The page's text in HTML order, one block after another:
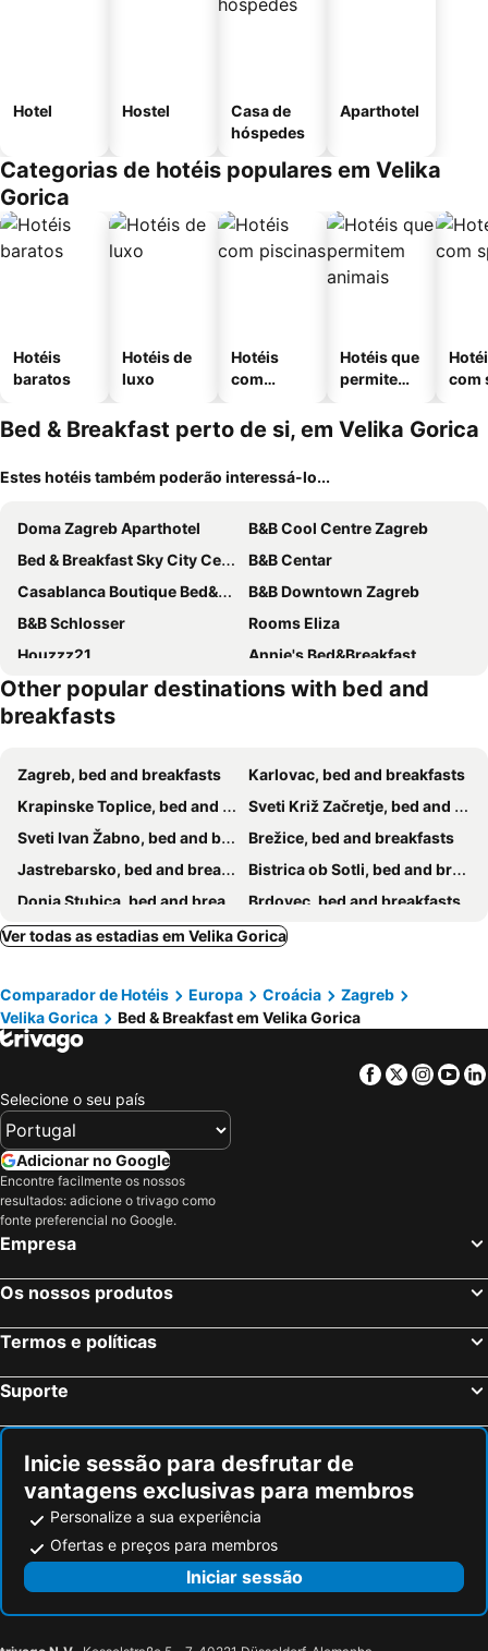
Hotel Hostel
Casa de
hóspedes
Aparthotel
Categorias de hotéis populares em Velika
Gorica
Hotéis
baratos
Hotéis de
luxo
Hotéis
com
Hotéis que
permitem
com
Bed & Breakfast perto de si, em Velika Gorica
Estes hotéis também poderão interessá-lo...
Doma Zagreb Aparthotel
B&B Cool Centre Zagreb
Bed & Breakfast Sky City Center
B&B Centar
Casablanca Boutique Bed&Breakfast
B&B Downtown Zagreb
B&B Schlosser
Rooms Eliza
Houzzz21
Annie's Bed&Breakfast
B&B Fontana
Other popular destinations with bed and
breakfasts
Zagreb, bed and breakfasts
Karlovac, bed and breakfasts
Krapinske Toplice, bed and breakfasts
Sveti Križ Začretje, bed and breakfasts
Sveti Ivan Žabno, bed and breakfasts
Brežice, bed and breakfasts
Jastrebarsko, bed and breakfasts
Bistrica ob Sotli, bed and breakfasts
Donja Stubica, bed and breakfasts
Brdovec, bed and breakfasts
Ozalj, bed and breakfasts
Bizeljsko, bed and breakfasts
Ver todas as estadias em Velika Gorica
Comparador de Hotéis Europa Croácia
Zagreb
Velika Gorica
Bed & Breakfast em Velika Gorica
Facebook
Twitter
Selecione o seu país
Adicionar no Google
Encontre facilmente os nossos
resultados: adicione o trivago como
fonte preferencial no Google.
Empresa
Os nossos produtos
Termos e políticas
Suporte
Inicie sessão para desfrutar de
vantagens exclusivas para membros
Personalize a sua experiência
Ofertas e preços para membros
Iniciar sessão